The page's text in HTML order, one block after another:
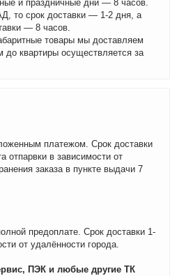
и праздничные дни — 8 часов.
то срок доставки — 1-2 дня, а
— 8 часов.
товары мы доставляем
квартиры осуществляется за
платежом. Срок доставки
отпарвки в зависимости от
заказа в пункте выдачи 7
предоплате. Срок доставки 1-
от удалённости города.
ПЭК и любые другие ТК